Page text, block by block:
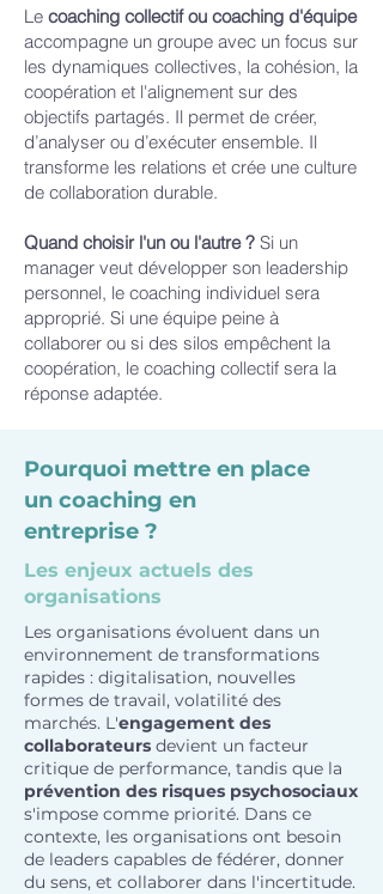
Le coaching collectif ou coaching d'équipe
accompagne un groupe avec un focus sur
les dynamiques collectives, la cohésion, la
coopération et l'alignement sur des
objectifs partagés. Il permet de créer,
d’analyser ou d’exécuter ensemble. Il
transforme les relations et crée une culture
de collaboration durable.
Quand choisir l'un ou l'autre ? Si un
manager veut développer son leadership
personnel, le coaching individuel sera
approprié. Si une équipe peine à
collaborer ou si des silos empêchent la
coopération, le coaching collectif sera la
réponse adaptée.
Pourquoi mettre en place
un coaching en
entreprise ?
Les enjeux actuels des
organisations
Les organisations évoluent dans un
environnement de transformations
rapides : digitalisation, nouvelles
formes de travail, volatilité des
marchés. L'engagement des
collaborateurs devient un facteur
critique de performance, tandis que la
prévention des risques psychosociaux
s'impose comme priorité. Dans ce
contexte, les organisations ont besoin
de leaders capables de fédérer, donner
du sens, et collaborer dans l'incertitude.